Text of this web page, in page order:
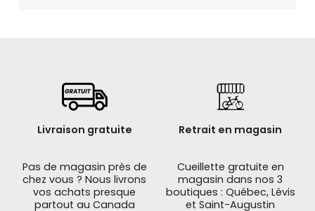
Livraison gratuite
Pas de magasin près de
chez vous ? Nous livrons
vos achats presque
partout au Canada
Retrait en magasin
Cueillette gratuite en
magasin dans nos 3
boutiques : Québec, Lévis
et Saint-Augustin